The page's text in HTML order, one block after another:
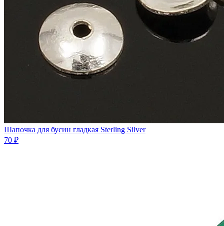
Шапочка для бусин гладкая Sterling Silver
70 ₽